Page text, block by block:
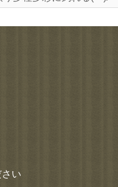
い